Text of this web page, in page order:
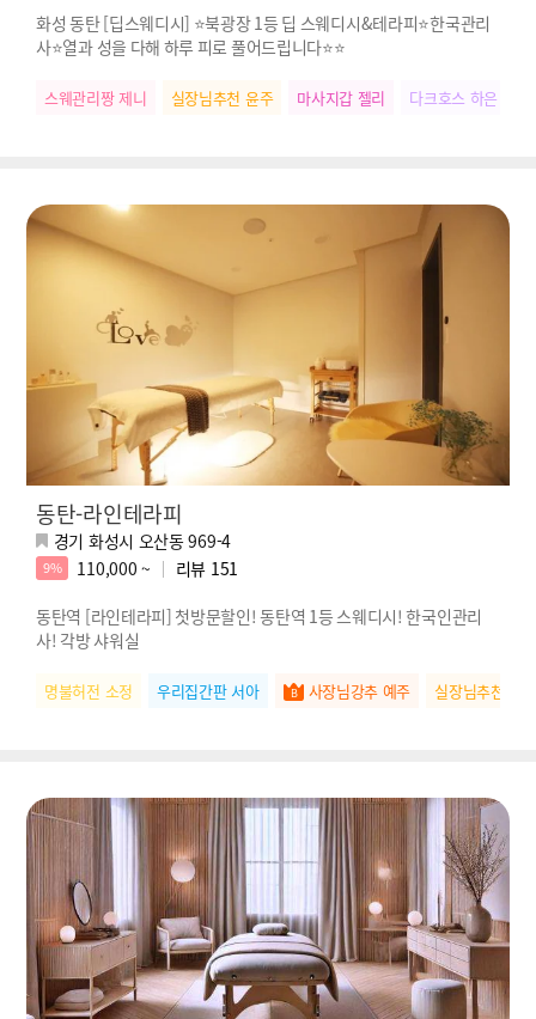
화성 동탄 [딥스웨디시] ⭐️북광장 1등 딥 스웨디시&테라피⭐️한국관리
사⭐️열과 성을 다해 하루 피로 풀어드립니다⭐️⭐️
스웨관리짱 제니 실장님추천 윤주 마사지갑 젤리 다크호스 하은
동탄-라인테라피
경기 화성시 오산동 969-4
9% 110,000 ~ 리뷰 151
동탄역 [라인테라피] 첫방문할인! 동탄역 1등 스웨디시! 한국인관리
사! 각방 샤워실
명불허전 소정 우리집간판 서아 사장님강추 예주 실장님추천 하나